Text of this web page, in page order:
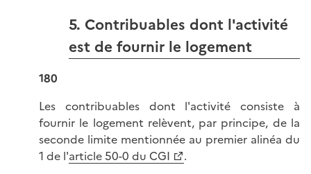
5. Contribuables dont l'activité
est de fournir le logement
180
Les contribuables dont l'activité consiste à
fournir le logement relèvent, par principe, de la
seconde limite mentionnée au premier alinéa du
1 de l'article 50-0 du CGI
.